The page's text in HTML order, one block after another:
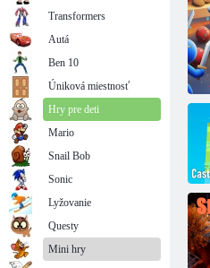
Transformers
Autá
Ben 10
Úniková miestnosť
Hry pre deti
Mario
Snail Bob
Sonic
Lyžovanie
Questy
Mini hry